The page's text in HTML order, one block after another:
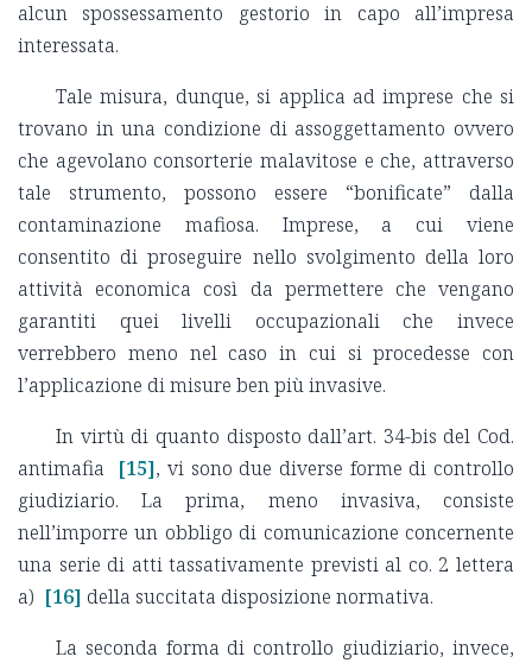
alcun spossessamento gestorio in capo all’impresa
interessata.
Tale misura, dunque, si applica ad imprese che si
trovano in una condizione di assoggettamento ovvero
che agevolano consorterie malavitose e che, attraverso
tale strumento, possono essere “bonificate” dalla
contaminazione mafiosa. Imprese, a cui viene
consentito di proseguire nello svolgimento della loro
attività economica così da permettere che vengano
garantiti quei livelli occupazionali che invece
verrebbero meno nel caso in cui si procedesse con
l’applicazione di misure ben più invasive.
In virtù di quanto disposto dall’art. 34-bis del Cod.
antimafia
[15], vi sono due diverse forme di controllo
giudiziario. La prima, meno invasiva, consiste
nell’imporre un obbligo di comunicazione concernente
una serie di atti tassativamente previsti al co. 2 lettera
a) [16] della succitata disposizione normativa.
La seconda forma di controllo giudiziario, invece,